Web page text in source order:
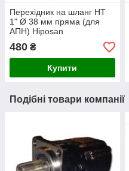
Перехідник на шланг НТ
1" Ø 38 мм пряма (для
АПН) Hiposan
480 ₴
Купити
Подібні товари компанії